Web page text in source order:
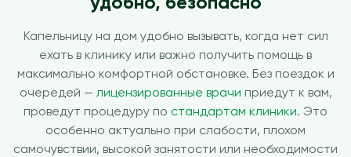
Капельницу на дом удобно вызывать, когда нет сил
ехать в клинику или важно получить помощь в
максимально комфортной обстановке. Без поездок и
очередей — лицензированные врачи приедут к вам,
проведут процедуру по стандартам клиники. Это
особенно актуально при слабости, плохом
самочувствии, высокой занятости или необходимости